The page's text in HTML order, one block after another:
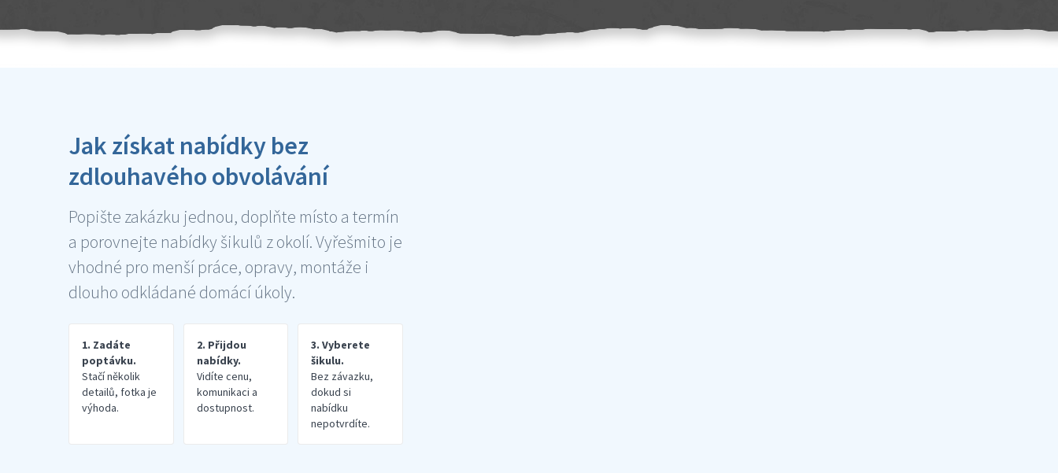
Jak získat nabídky bez
zdlouhavého obvolávání
Popište zakázku jednou, doplňte místo a termín
a porovnejte nabídky šikulů z okolí. Vyřešmito je
vhodné pro menší práce, opravy, montáže i
dlouho odkládané domácí úkoly.
1. Zadáte
poptávku.
Stačí několik
detailů, fotka je
výhoda.
2. Přijdou
nabídky.
Vidíte cenu,
komunikaci a
dostupnost.
3. Vyberete
šikulu.
Bez závazku,
dokud si
nabídku
nepotvrdíte.